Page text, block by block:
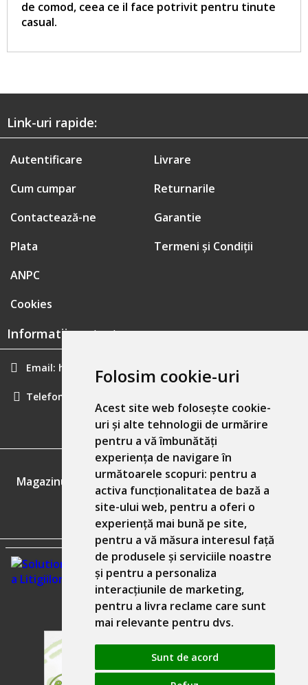
Folosim cookie-uri
Acest site web folosește cookie-
uri și alte tehnologii de urmărire
pentru a vă îmbunătăți
experiența de navigare în
următoarele scopuri: pentru a
activa funcționalitatea de bază a
site-ului web, pentru a oferi o
experiență mai bună pe site,
pentru a vă măsura interesul față
de produsele și serviciile noastre
și pentru a personaliza
interacțiunile de marketing,
pentru a livra reclame care sunt
mai relevante pentru dvs.
Sunt de acord
de comod, ceea ce il face potrivit pentru tinute
casual.
Link-uri rapide:
Autentificare
Cum cumpar
Contactează-ne
Plata
Livrare
Returnarile
Garantie
Termeni și Condiții
ANPC
Cookies
Informatii contact:
Email: hainecomode@gmail.com
Telefon:
GDPR
Magazinul nostru respecta 100% prevederile GDPR.
Informatiile mele personale